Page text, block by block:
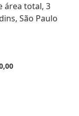
área total, 3
São Paulo